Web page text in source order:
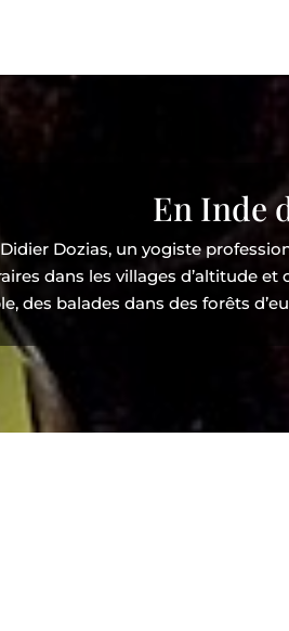
En Inde
Dozias, un yogiste
dans les villages d’altitude
des balades dans des forêts